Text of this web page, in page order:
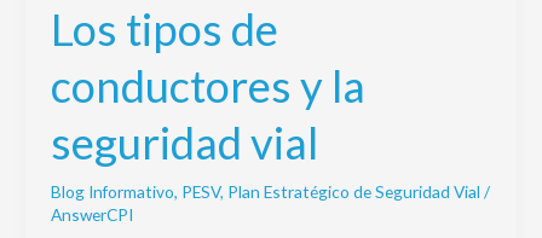
Los tipos de
conductores y la
seguridad vial
Blog Informativo, PESV, Plan Estratégico de Seguridad Vial /
AnswerCPI
Los
tipos
de
conductores
y
la
seguridad
vial